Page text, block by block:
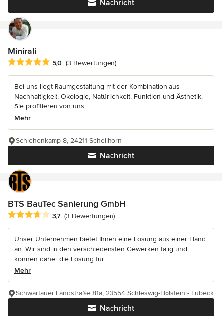
Nachricht
Minirali
Durchschnittliche Bewertung: 5 von 5 Sternen
5,0 (3 Bewertungen)
Bei uns liegt Raumgestaltung mit der Kombination aus
Nachhaltigkeit, Ökologie, Natürlichkeit, Funktion und Ästhetik.
Sie profitieren von uns...
Mehr
Nachricht
Schlehenkamp 8, 24211 Schellhorn
BTS BauTec Sanierung GmbH
Durchschnittliche Bewertung: 3.7 von 5 Sternen
3,7 (3 Bewertungen)
Unser Unternehmen bietet Ihnen eine Lösung aus einer Hand
an. Wir sind in den verschiedensten Gewerken tätig und
können daher die Lösung für...
Mehr
Nachricht
Schwartauer Landstraße 81a, 23554 Schleswig-Holstein - Lübeck